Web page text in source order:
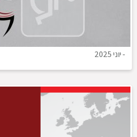
-יוני 2025